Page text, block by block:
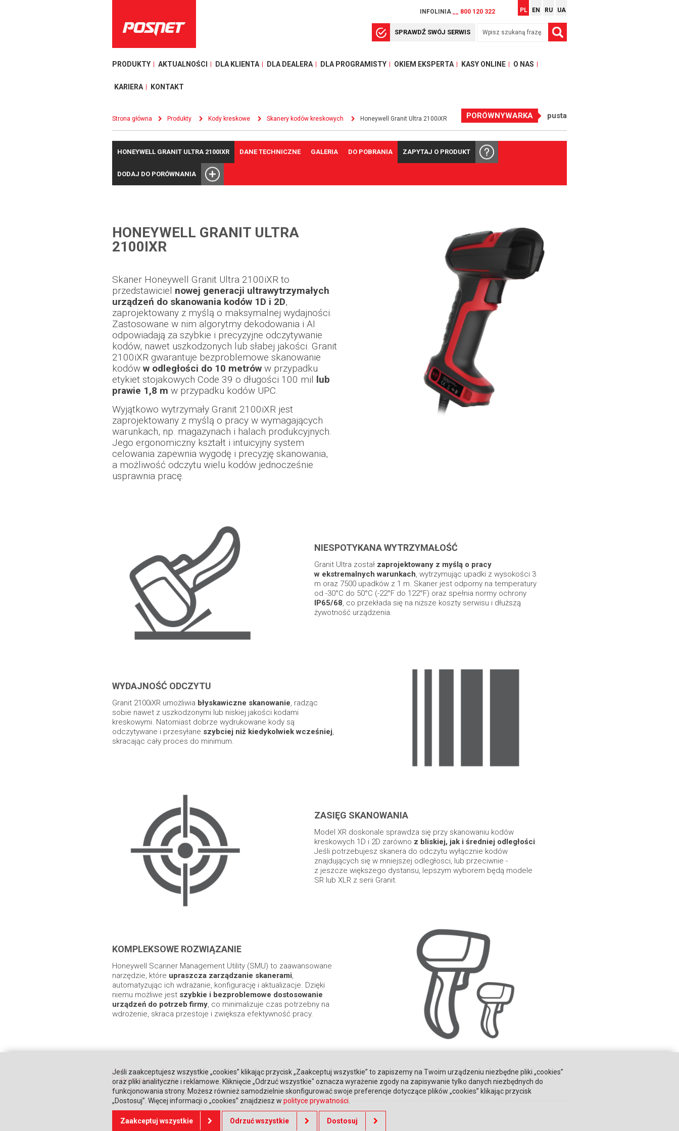
INFOLINIA __ 800 120 322 PL EN RU UA
SPRAWDŹ SWÓJ SERWIS
PRODUKTY AKTUALNOŚCI DLA KLIENTA DLA DEALERA DLA PROGRAMISTY OKIEM EKSPERTA KASY ONLINE O NAS
KARIERA KONTAKT
Strona główna Produkty Kody kreskowe Skanery kodów kreskowych Honeywell Granit Ultra 2100iXR PORÓWNYWARKA pusta
HONEYWELL GRANIT ULTRA 2100IXR DANE TECHNICZNE GALERIA DO POBRANIA ZAPYTAJ O PRODUKT
DODAJ DO PORÓWNANIA
HONEYWELL GRANIT ULTRA
2100IXR
Skaner Honeywell Granit Ultra 2100iXR to
przedstawiciel nowej generacji ultrawytrzymałych
urządzeń do skanowania kodów 1D i 2D,
zaprojektowany z myślą o maksymalnej wydajności.
Zastosowane w nim algorytmy dekodowania i AI
odpowiadają za szybkie i precyzyjne odczytywanie
kodów, nawet uszkodzonych lub słabej jakości. Granit
2100iXR gwarantuje bezproblemowe skanowanie
kodów w odległości do 10 metrów w przypadku
etykiet stojakowych Code 39 o długości 100 mil lub
prawie 1,8 m w przypadku kodów UPC.
Wyjątkowo wytrzymały Granit 2100iXR jest
zaprojektowany z myślą o pracy w wymagających
warunkach, np. magazynach i halach produkcyjnych.
Jego ergonomiczny kształt i intuicyjny system
celowania zapewnia wygodę i precyzję skanowania,
a możliwość odczytu wielu kodów jednocześnie
usprawnia pracę.
NIESPOTYKANA WYTRZYMAŁOŚĆ
Granit Ultra został zaprojektowany z myślą o pracy
w ekstremalnych warunkach, wytrzymując upadki z wysokości 3
m oraz 7500 upadków z 1 m. Skaner jest odporny na temperatury
od -30°C do 50°C (-22°F do 122°F) oraz spełnia normy ochrony
IP65/68, co przekłada się na niższe koszty serwisu i dłuższą
żywotność urządzenia.
WYDAJNOŚĆ ODCZYTU
Granit 2100iXR umożliwia błyskawiczne skanowanie, radząc
sobie nawet z uszkodzonymi lub niskiej jakości kodami
kreskowymi. Natomiast dobrze wydrukowane kody są
odczytywane i przesyłane szybciej niż kiedykolwiek wcześniej,
skracając cały proces do minimum.
ZASIĘG SKANOWANIA
Model XR doskonale sprawdza się przy skanowaniu kodów
kreskowych 1D i 2D zarówno z bliskiej, jak i średniej odległości.
Jeśli potrzebujesz skanera do odczytu wyłącznie kodów
znajdujących się w mniejszej odległosci, lub przeciwnie -
z jeszcze większego dystansu, lepszym wyborem będą modele
SR lub XLR z serii Granit.
KOMPLEKSOWE ROZWIĄZANIE
Honeywell Scanner Management Utility (SMU) to zaawansowane
narzędzie, które upraszcza zarządzanie skanerami,
automatyzując ich wdrażanie, konfigurację i aktualizacje. Dzięki
niemu możliwe jest szybkie i bezproblemowe dostosowanie
urządzeń do potrzeb firmy, co minimalizuje czas potrzebny na
wdrożenie, skraca przestoje i zwiększa efektywność pracy.
Powrót do oferty
Jeśli zaakceptujesz wszystkie „cookies” klikając przycisk „Zaakceptuj wszystkie” to zapiszemy na Twoim urządzeniu niezbędne pliki „cookies”
oraz pliki analityczne i reklamowe. Kliknięcie „Odrzuć wszystkie" oznacza wyrażenie zgody na zapisywanie tylko danych niezbędnych do
funkcjonowania strony. Możesz również samodzielnie skonfigurować swoje preferencje dotyczące plików „cookies” klikając przycisk
„Dostosuj”. Więcej informacji o „cookies” znajdziesz w polityce prywatności
Zaakceptuj wszystkie Odrzuć wszystkie Dostosuj